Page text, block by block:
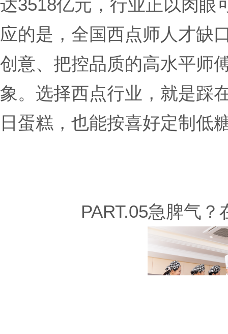
达3518亿元，行业正以肉眼
应的是，全国西点师人才缺
创意、把控品质的高水平师
象。选择西点行业，就是踩
日蛋糕，也能按喜好定制低
PART.05急脾气